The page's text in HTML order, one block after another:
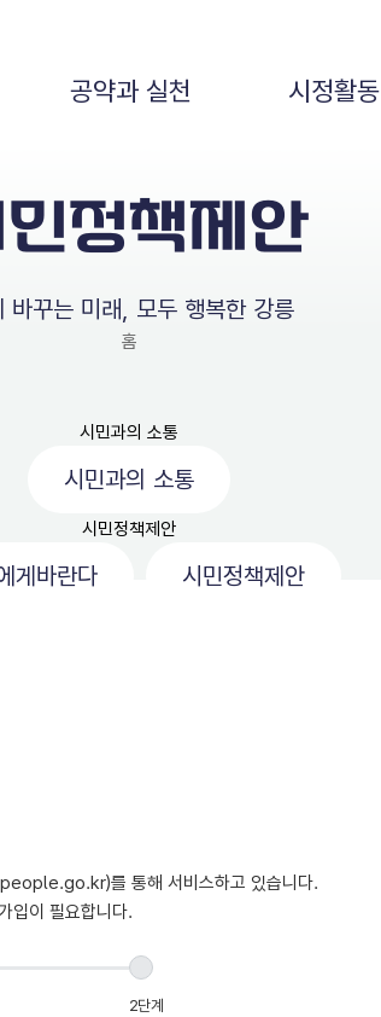
공약과 실천 시정활동
정책제안
바꾸는 미래, 모두 행복한 강릉
홈
시민과의 소통
시민과의 소통
시민정책제안
게바란다 시민정책제안
를 통해 서비스하고 있습니다.
입이 필요합니다.